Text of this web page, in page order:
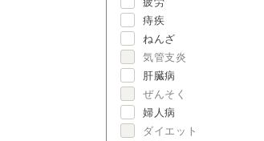
痔疾
ねんざ
気管支炎
肝臓病
ぜんそく
婦人病
ダイエット